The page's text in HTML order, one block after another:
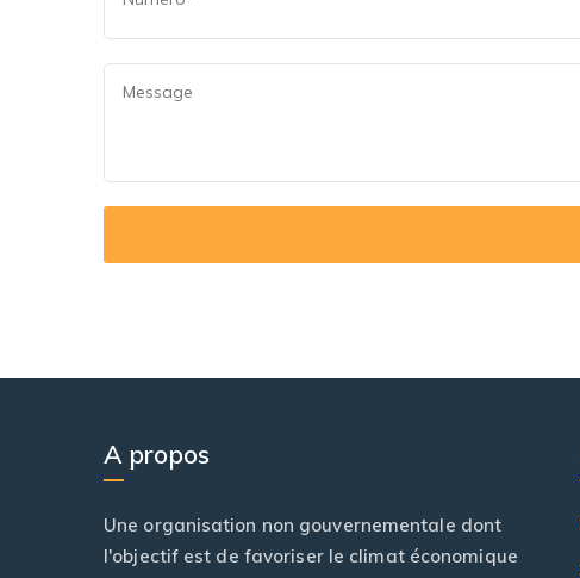
A propos
Une organisation non gouvernementale dont
l'objectif est de favoriser le climat économique